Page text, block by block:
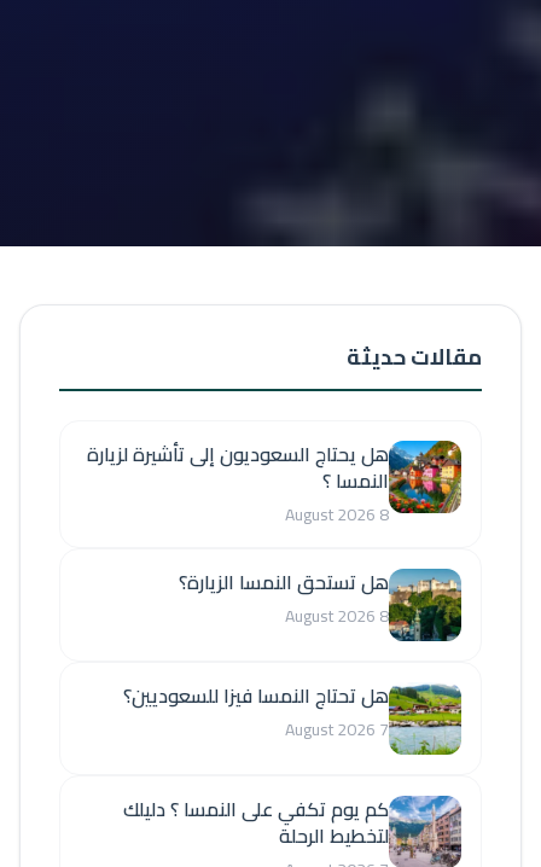
مقالات حديثة
هل يحتاج السعوديون إلى تأشيرة لزيارة
النمسا ؟
8 August 2026
هل تستحق النمسا الزيارة؟
8 August 2026
هل تحتاج النمسا فيزا للسعوديين؟
7 August 2026
كم يوم تكفي على النمسا ؟ دليلك
لتخطيط الرحلة